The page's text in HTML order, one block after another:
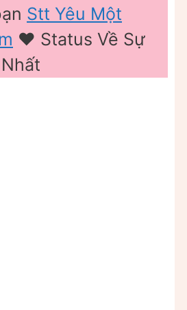
Stt Yêu Một
❤️ Status Về Sự